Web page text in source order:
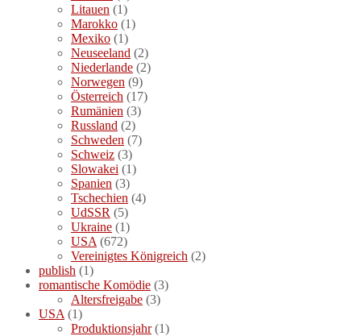
Litauen (1)
Marokko (1)
Mexiko (1)
Neuseeland (2)
Niederlande (2)
Norwegen (9)
Österreich (17)
Rumänien (3)
Russland (2)
Schweden (7)
Schweiz (3)
Slowakei (1)
Spanien (3)
Tschechien (4)
UdSSR (5)
Ukraine (1)
USA (672)
Vereinigtes Königreich (2)
publish (1)
romantische Komödie (3)
Altersfreigabe (3)
USA (1)
Produktionsjahr(1)